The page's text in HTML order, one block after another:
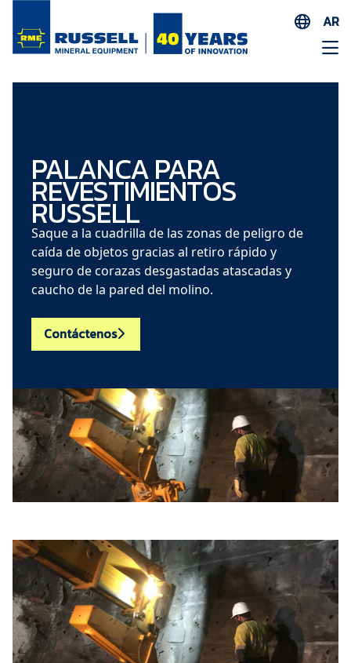
AR
EN
ES
PALANCA PARA
REVESTIMIENTOS
RUSSELL
Saque a la cuadrilla de las zonas de peligro de
caída de objetos gracias al retiro rápido y
seguro de corazas desgastadas atascadas y
caucho de la pared del molino.
Contáctenos